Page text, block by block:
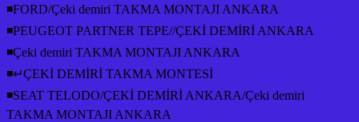
◾FORD/Çeki demiri TAKMA MONTAJI ANKARA
◾PEUGEOT PARTNER TEPE//ÇEKİ DEMİRİ ANKARA
◾Çeki demiri TAKMA MONTAJI ANKARA
◾↵ÇEKİ DEMİRİ TAKMA MONTESİ
◾SEAT TELODO/ÇEKİ DEMİRİ ANKARA/Çeki demiri
TAKMA MONTAJI ANKARA